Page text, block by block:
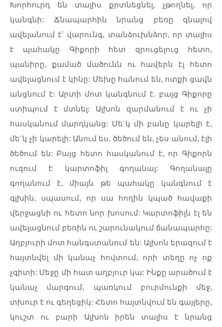
Խորհուրդ
են տալիս քրտնեցնել, չթողնել,
որ
կանգնի: Ճնապարհին նրանց բեռը
գնալով
ավելանում է՝ վարունգ, տանձուխնձոր, որ տալիս
է
պահակը Գիքորի հետ զրուցելուց հետո,
պանիրը, քամած մածունն ու հավերն էլ
հետո
ավելացնում է կինը: Մեխը հանում են, ոտքի ցավն
անցնում է: Արտի մոտ կանգնում է. բայց Գիքորը
ստիպում
է մտնել: Ալխոն զարմանում է ու
չի
հասկանում մարդկանց: Մե´կ մի բանը կարելի է,
մե´կ չի կարելի: Անում ես, ծեծում են, չես անում, էլի
ծեծում են: Բայց հետո հասկանում է, որ Գիքորն
ուզում
է կարտոֆիլ գողանալ:
Գողանալը
գողանում
է, միայն թե պահակը կանգնում
է
գլխին, սպասում, որ սա հողին կպած
հավաքի
վերջացնի ու հետո նոր խոսում: Կարտոֆիլն էլ են
ավելացնում բեռին ու շարունակում ճանապարհը:
Աղբյուրի մոտ հանգստանում են: Ալխոն երազում է
հայտնվել
մի կանաչ հովտում, որի տեղը ոչ
ոք
չգիտի: Մեջը մի հատ աղբյուր կա: Ինքը արածում է
կանաչ
մարգում, պառկում բուրմունքի մեջ,
տխուր է ու գեղեցիկ: Հետո հայտնվում են գայլերը,
կուշտ
ու բարի Ալխոն իրեն տալիս է
նրանց